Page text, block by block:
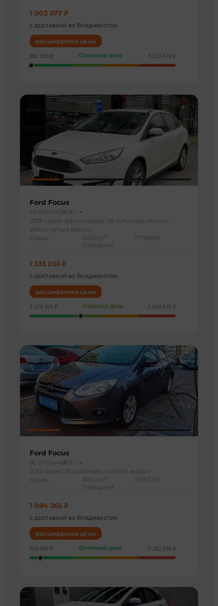
1 003 577 ₽
с доставкой во Владивосток
расшифровка цены
981 290 ₽ Отличная цена 3 223 473 ₽
Ford Focus
50 000 км2019 г
2018 classic edition sedan 1.6l automatic fashion
edition smart edition
Седан
1600 см 3
Передний
17758851
1 333 055 ₽
с доставкой во Владивосток
расшифровка цены
1 178 105 ₽ Хорошая цена 1 614 575 ₽
Ford Focus
90 000 км2013 г
2012 sedan 1.6l automatic comfort edition
Седан
1600 см 3
Передний
13753710
1 084 265 ₽
с доставкой во Владивосток
расшифровка цены
919 985 ₽ Отличная цена 3 162 168 ₽